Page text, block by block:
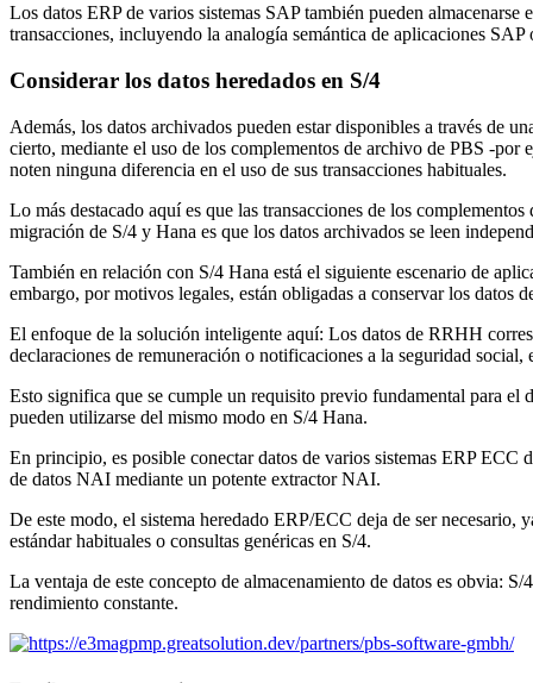
Los datos ERP de varios sistemas SAP también pueden
transacciones, incluyendo la analogía semántica de aplicaciones
Considerar los datos heredados en S/4
Además, los datos archivados pueden estar disponibles a través de
cierto, mediante el uso de los complementos de archivo de PBS -
noten ninguna diferencia en el uso de sus transacciones habituales.
Lo más destacado aquí es que las transacciones de los
migración de S/4 y Hana es que los datos archivados se leen
También en relación con S/4 Hana está el siguiente escenario de
embargo, por motivos legales, están obligadas a conservar los
El enfoque de la solución inteligente aquí: Los datos de RRHH
declaraciones de remuneración o notificaciones a la seguridad
Esto significa que se cumple un requisito previo fundamental para el
pueden utilizarse del mismo modo en S/4 Hana.
En principio, es posible conectar datos de varios sistemas ERP
de datos NAI mediante un potente extractor NAI.
De este modo, el sistema heredado ERP/ECC deja de ser
estándar habituales o consultas genéricas en S/4.
La ventaja de este concepto de almacenamiento de datos es obvia:
rendimiento constante.